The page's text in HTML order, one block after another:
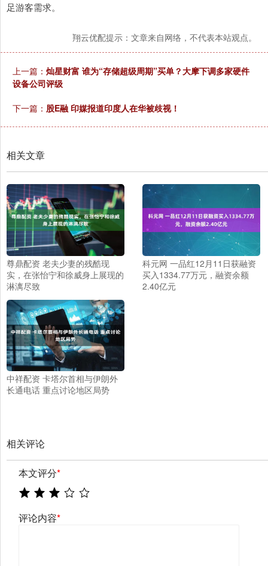
足游客需求。
翔云优配提示：文章来自网络，不代表本站观点。
上一篇： 灿星财富 谁为“存储超级周期”买单？大摩下调多家硬件
设备公司评级
下一篇： 股E融 印媒报道印度人在华被歧视！
相关文章
尊鼎配资 老夫少妻的残酷现
实，在张怡宁和徐威身上展现的
淋漓尽致
科元网 一品红12月11日获融资
买入1334.77万元，融资余额
2.40亿元
中祥配资 卡塔尔首相与伊朗外
长通电话 重点讨论地区局势
相关评论
本文评分*
评论内容*